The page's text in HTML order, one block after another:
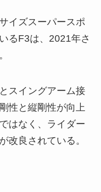
イズスーパースポ
るF3は、2021年さ
スイングアーム接
性と縦剛性が向上
はなく、ライダー
改良されている。